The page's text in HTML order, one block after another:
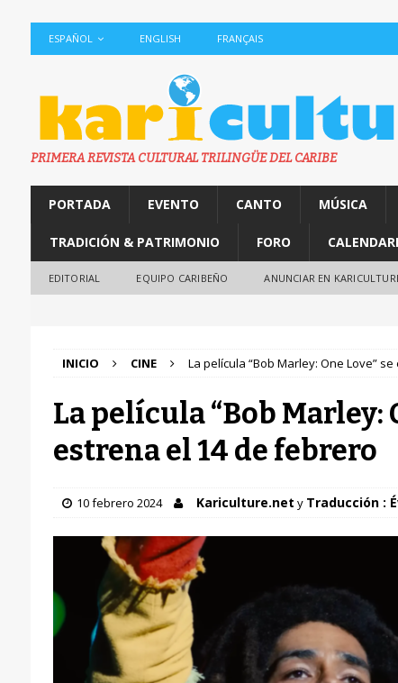
ESPAÑOL ENGLISH FRANÇAIS
PRIMERA REVISTA CULTURAL TRILINGÜE DEL CARIBE
PORTADA EVENTO CANTO MÚSICA
TRADICIÓN & PATRIMONIO FORO
EDITORIAL EQUIPO CARIBEÑO ANUNCIAR EN
INICIO CINE La película “Bob Marley: One Love”
La película “Bob Marley:
estrena el 14 de febrero
10 febrero 2024 Kariculture.net y Traducción :